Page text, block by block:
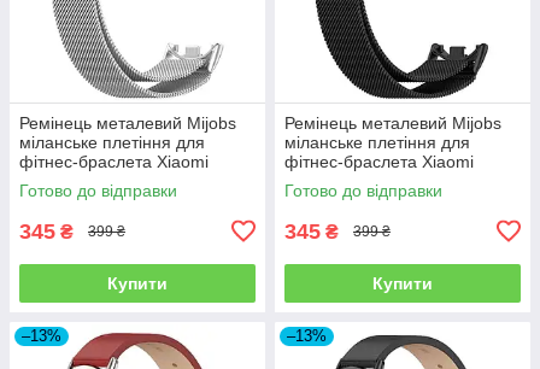
Ремінець металевий Mijobs
міланське плетіння для
фітнес-браслета Xiaomi
Smart Band 10 - Silver
Готово до відправки
345 ₴ 399 ₴
Купити
Ремінець металевий Mijobs
міланське плетіння для
фітнес-браслета Xiaomi
Smart Band 10 - Black
Готово до відправки
345 ₴ 399 ₴
Купити
–13% –13%